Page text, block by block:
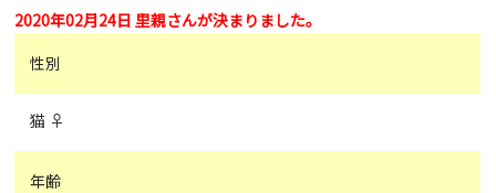
2020年02月24日 里親さんが決まりました。
性別
猫 ♀
年齢